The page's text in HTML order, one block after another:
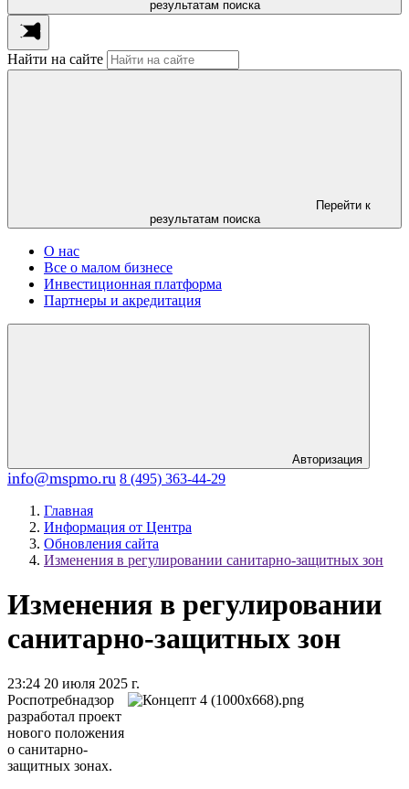
результатам поиска
Найти на сайте
Перейти к
результатам поиска
О нас
Все о малом бизнесе
Инвестиционная платформа
Партнеры и акредитация
Авторизация
info@mspmo.ru 8 (495) 363-44-29
Главная
Информация от Центра
Обновления сайта
Изменения в регулировании санитарно-защитных зон
Изменения в регулировании
санитарно-защитных зон
23:24 20 июля 2025 г.
Роспотребнадзор
разработал проект
нового положения
о санитарно-
защитных зонах.